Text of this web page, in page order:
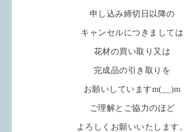
申し込み締切日以降の
キャンセルにつきましては
花材の買い取り又は
完成品の引き取りを
お願いしていますm(__)m
ご理解とご協力のほど
よろしくお願いいたします。